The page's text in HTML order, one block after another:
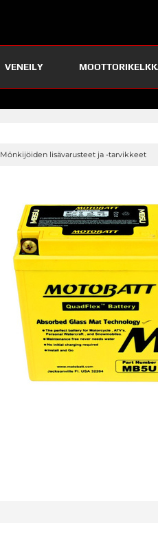
VENEILY
Mönkijöiden lisävarusteet ja -tarvikkeet